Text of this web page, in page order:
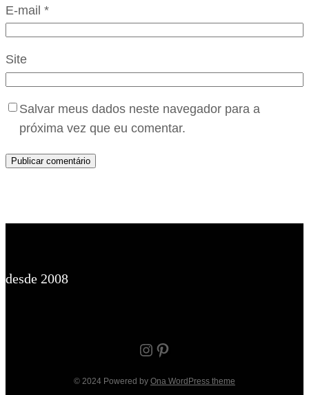
E-mail *
Site
Salvar meus dados neste navegador para a
próxima vez que eu comentar.
desde 2008
Instagram Pinterest
© 2024 Powered by Ona WordPress theme